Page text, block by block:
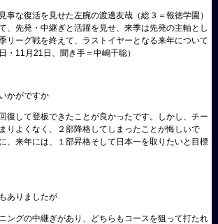
事な復活を見せた左腕の渡邊友哉（総３＝報徳学園）
、先発・中継ぎと活躍を見せ、来季は先発の主軸とし
リーグ戦を終えて、ラストイヤーとなる来年について
・11月21日、聞き手＝中嶋千聡）
かがですか
復して登板できたことが良かったです。しかし、チー
りよくなく、２部降格してしまったことが悔しいで
、来年には、１部昇格そして日本一を取りたいと目標
ありましたが
ングの中継ぎがあり、どちらもコースを狙って打たれ